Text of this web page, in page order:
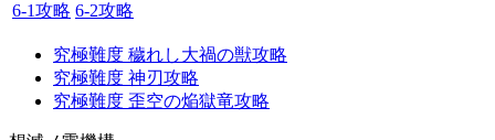
6-1攻略 6-2攻略
究極難度 穢れし大禍の獣攻略
究極難度 神刃攻略
究極難度 歪空の焔獄竜攻略